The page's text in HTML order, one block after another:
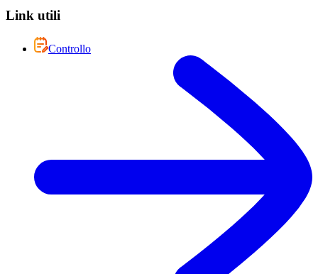
Link utili
Controllo